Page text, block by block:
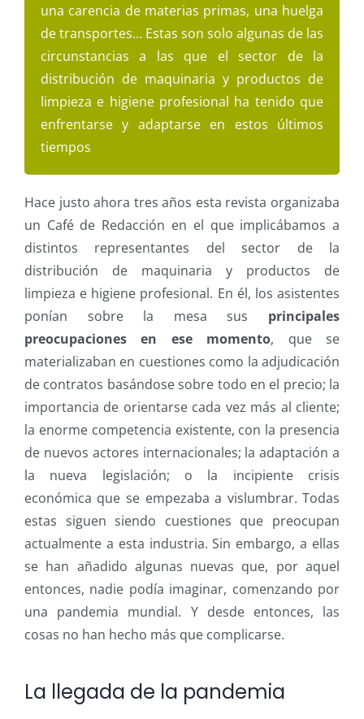
una carencia de materias primas, una huelga
de transportes… Estas son solo algunas de las
circunstancias a las que el sector de la
distribución de maquinaria y productos de
limpieza e higiene profesional ha tenido que
enfrentarse y adaptarse en estos últimos
tiempos
Hace justo ahora tres años esta revista organizaba
un Café de Redacción en el que implicábamos a
distintos representantes del sector de la
distribución de maquinaria y productos de
limpieza e higiene profesional. En él, los asistentes
ponían sobre la mesa sus principales
preocupaciones en ese momento, que se
materializaban en cuestiones como la adjudicación
de contratos basándose sobre todo en el precio; la
importancia de orientarse cada vez más al cliente;
la enorme competencia existente, con la presencia
de nuevos actores internacionales; la adaptación a
la nueva legislación; o la incipiente crisis
económica que se empezaba a vislumbrar. Todas
estas siguen siendo cuestiones que preocupan
actualmente a esta industria. Sin embargo, a ellas
se han añadido algunas nuevas que, por aquel
entonces, nadie podía imaginar, comenzando por
una pandemia mundial. Y desde entonces, las
cosas no han hecho más que complicarse.
La llegada de la pandemia